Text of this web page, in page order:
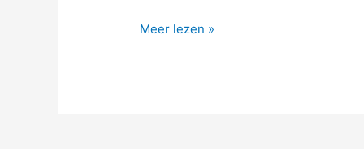
Meer lezen »